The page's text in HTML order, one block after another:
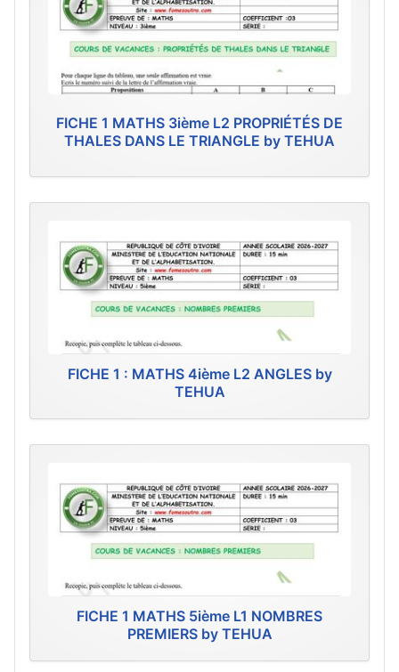
FICHE 1 MATHS 3ième L2 PROPRIÉTÉS DE
THALES DANS LE TRIANGLE by TEHUA
FICHE 1 : MATHS 4ième L2 ANGLES by
TEHUA
FICHE 1 MATHS 5ième L1 NOMBRES
PREMIERS by TEHUA